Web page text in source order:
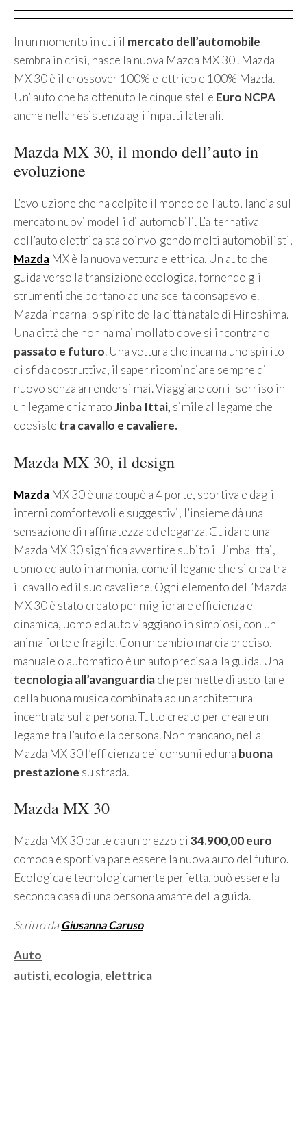
In un momento in cui il mercato dell’automobile
sembra in crisi, nasce la nuova Mazda MX 30 . Mazda
MX 30 è il crossover 100% elettrico e 100% Mazda.
Un’ auto che ha ottenuto le cinque stelle Euro NCPA
anche nella resistenza agli impatti laterali.
Mazda MX 30, il mondo dell’auto in
evoluzione
L’evoluzione che ha colpito il mondo dell’auto, lancia sul
mercato nuovi modelli di automobili. L’alternativa
dell’auto elettrica sta coinvolgendo molti automobilisti,
Mazda MX è la nuova vettura elettrica. Un auto che
guida verso la transizione ecologica, fornendo gli
strumenti che portano ad una scelta consapevole.
Mazda incarna lo spirito della città natale di Hiroshima.
Una città che non ha mai mollato dove si incontrano
passato e futuro. Una vettura che incarna uno spirito
di sfida costruttiva, il saper ricominciare sempre di
nuovo senza arrendersi mai. Viaggiare con il sorriso in
un legame chiamatoJinba Ittai, simile al legame che
coesiste tra cavallo e cavaliere.
Mazda MX 30, il design
Mazda MX 30 è una coupè a 4 porte, sportiva e dagli
interni comfortevoli e suggestivi, l’insieme dà una
sensazione di raffinatezza ed eleganza. Guidare una
Mazda MX 30 significa avvertire subito il Jimba Ittai,
uomo ed auto in armonia, come il legame che si crea tra
il cavallo ed il suo cavaliere. Ogni elemento dell’Mazda
MX 30 è stato creato per migliorare efficienza e
dinamica, uomo ed auto viaggiano in simbiosi, con un
anima forte e fragile. Con un cambio marcia preciso,
manuale o automatico è un auto precisa alla guida. Una
tecnologia all’avanguardiache permette di ascoltare
della buona musica combinata ad un architettura
incentrata sulla persona. Tutto creato per creare un
legame tra l’auto e la persona. Non mancano, nella
Mazda MX 30 l’efficienza dei consumi ed una buona
prestazione su strada.
Mazda MX 30
Mazda MX 30 parte da un prezzo di 34.900,00 euro
comoda e sportiva pare essere la nuova auto del futuro.
Ecologica e tecnologicamente perfetta, può essere la
seconda casa di una persona amante della guida.
Scritto da Giusanna Caruso
Categorie
Auto
Tag
autisti, ecologia, elettrica